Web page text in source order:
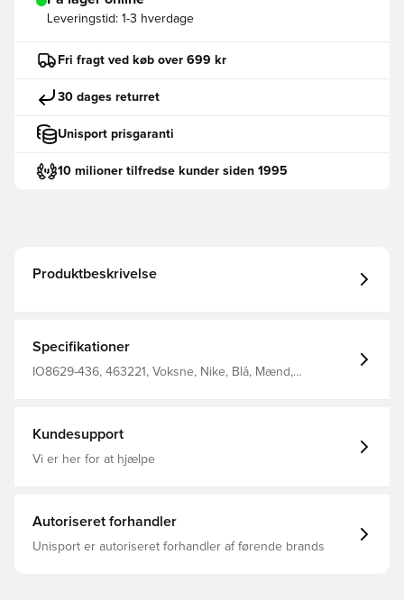
Leveringstid: 1-3 hverdage
Fri fragt ved køb over 699 kr
30 dages returret
Unisport prisgaranti
10 milioner tilfredse kunder siden 1995
Produktbeskrivelse
Specifikationer
IO8629-436, 463221, Voksne, Nike, Blå, Mænd,
Kundesupport
Vi er her for at hjælpe
Autoriseret forhandler
Unisport er autoriseret forhandler af førende brands